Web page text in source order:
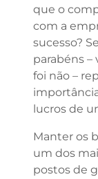
que o
com a
sucesso?
parabéns –
foi não –
lucros de
Manter os
um dos
postos de